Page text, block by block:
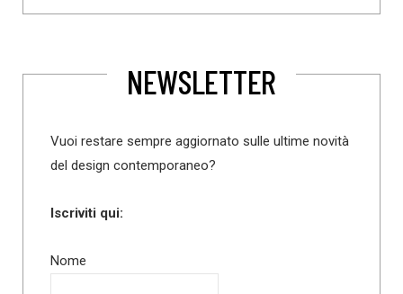
NEWSLETTER
Vuoi restare sempre aggiornato sulle ultime novità
del design contemporaneo?
Iscriviti qui:
Nome